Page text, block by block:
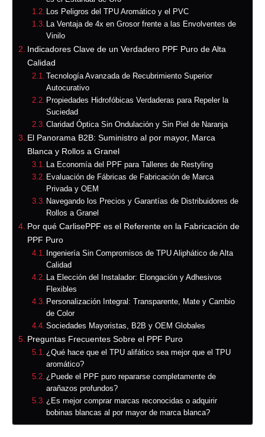
Los Peligros del TPU Aromático y el PVC
La Ventaja de 4x en Grosor frente a las Envolventes de
Vinilo
Indicadores Clave de un Verdadero PPF Puro de Alta
Calidad
Tecnología Avanzada de Recubrimiento Superior
Autocurativo
Propiedades Hidrofóbicas Verdaderas para Repeler la
Suciedad
Claridad Óptica Sin Ondulación y Sin Piel de Naranja
El Panorama B2B: Suministro al por mayor, Marca
Blanca y Rollos a Granel
La Economía del PPF para Talleres de Restyling
Evaluación de Fábricas de Fabricación de Marca
Privada y OEM
Navegando los Precios y Garantías de Distribuidores de
Rollos a Granel
Por qué CarlisePPF es el Referente en la Fabricación de
PPF Puro
Ingeniería Sin Compromisos de TPU Aliphático de Alta
Calidad
La Elección del Instalador: Elongación y Adhesivos
Flexibles
Personalización Integral: Transparente, Mate y Cambio
de Color
Sociedades Mayoristas, B2B y OEM Globales
Preguntas Frecuentes Sobre el PPF Puro
¿Qué hace que el TPU alifático sea mejor que el TPU
aromático?
¿Puede el PPF puro repararse completamente de
arañazos profundos?
¿Es mejor comprar marcas reconocidas o adquirir
bobinas blancas al por mayor de marca blanca?